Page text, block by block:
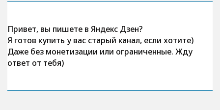
Привет, вы пишете в Яндекс Дзен?
Я готов купить у вас старый канал, если хотите)
Даже без монетизации или ограниченные. Жду
ответ от тебя)